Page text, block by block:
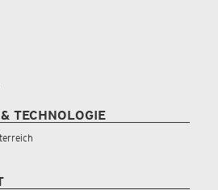
TECHNOLOGIE